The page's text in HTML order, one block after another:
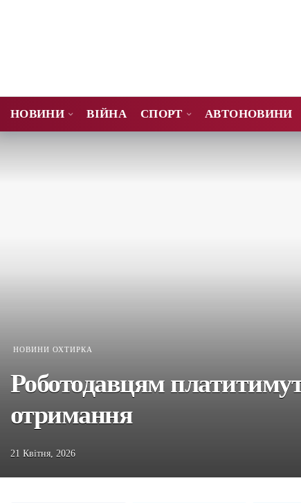
НОВИНИ ВІЙНА СПОРТ АВТОНОВИНИ
НОВИНИ ОХТИРКА
Роботодавцям
отримання
21 Квітня, 2026